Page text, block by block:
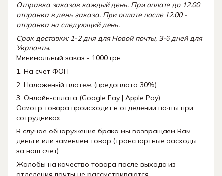
Отправка заказов каждый день. При оплате до 12.00
отправка в день заказа. При оплате после 12.00 -
отправка на следующий день.
Срок доставки: 1-2 дня для Новой почты, 3-6 дней для
Укрпочты.
Минимальный заказ - 1000 грн.
1. На счет ФОП
2. Наложенній платеж (предоплата 30%)
3. Онлайн-оплата (Google Pay | Apple Pay).
Осмотр товара происходит в отделении почты при
сотрудниках.
В случае обнаружения брака мы возвращаем Вам
деньги или заменяем товар (транспортные расходы
за наш счет).
Жалобы на качество товара после выхода из